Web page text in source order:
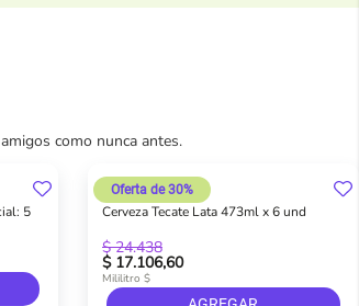
como nunca antes.
5
Cerveza Tecate Lata 473ml x 6 und
$ 17.106,60
$ 24.438
Oferta de 30%
Mililitro $